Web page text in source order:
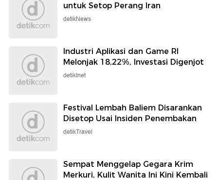
untuk Setop Perang Iran
detikNews
Industri Aplikasi dan Game RI
Melonjak 18,22%, Investasi Digenjot
detikInet
Festival Lembah Baliem Disarankan
Disetop Usai Insiden Penembakan
detikTravel
Sempat Menggelap Gegara Krim
Merkuri, Kulit Wanita Ini Kini Kembali